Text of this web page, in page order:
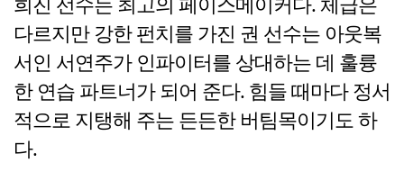
다르지만 강한 펀치를 가진 권 선수는 아웃복
서인 서연주가 인파이터를 상대하는 데 훌륭
한 연습 파트너가 되어 준다. 힘들 때마다 정서
적으로 지탱해 주는 든든한 버팀목이기도 하
다.